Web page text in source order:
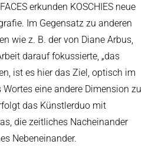
erkunden KOSCHIES neue
Im Gegensatz zu anderen
wie z. B. der von Diane Arbus,
darauf fokussierte, „das
ist es hier das Ziel, optisch im
eine andere Dimension zu
das Künstlerduo mit
die zeitliches Nacheinander
Nebeneinander.